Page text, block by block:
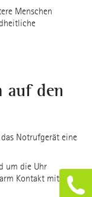
Menschen
auf den
Notrufgerät eine
um die Uhr
Kontakt mit dem